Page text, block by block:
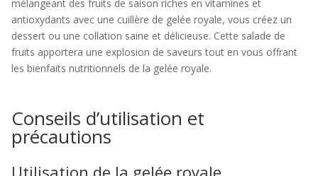
mélangeant des fruits de saison riches en vitamines et
antioxydants avec une cuillère de gelée royale, vous créez un
dessert ou une collation saine et délicieuse. Cette salade de
fruits apportera une explosion de saveurs tout en vous offrant
les bienfaits nutritionnels de la gelée royale.
Conseils d’utilisation et
précautions
Utilisation de la gelée royale